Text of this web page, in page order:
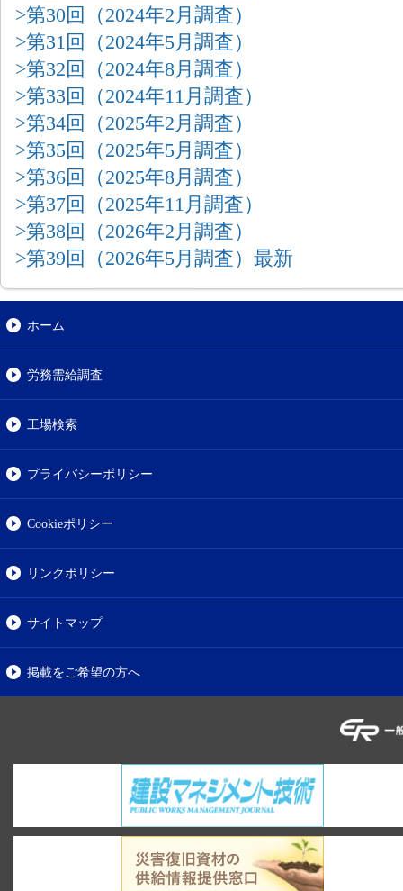
>第30回（2024年2月調査）
>第31回（2024年5月調査）
>第32回（2024年8月調査）
>第33回（2024年11月調査）
>第34回（2025年2月調査）
>第35回（2025年5月調査）
>第36回（2025年8月調査）
>第37回（2025年11月調査）
>第38回（2026年2月調査）
>第39回（2026年5月調査）最新
ホーム
労務需給調査
工場検索
プライバシーポリシー
Cookieポリシー
リンクポリシー
サイトマップ
掲載をご希望の方へ